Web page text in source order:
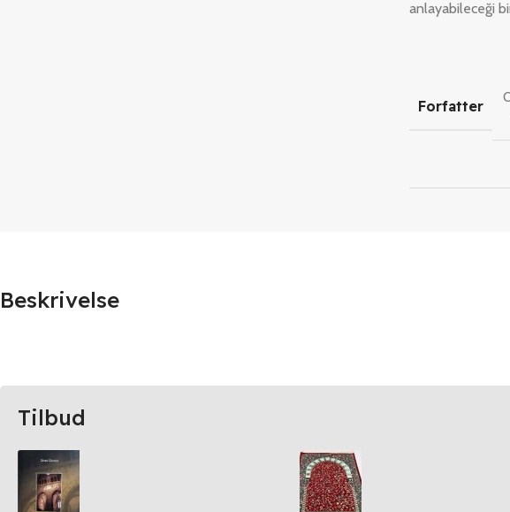
anlayabileceği
Forfatter
Beskrivelse
Tilbud